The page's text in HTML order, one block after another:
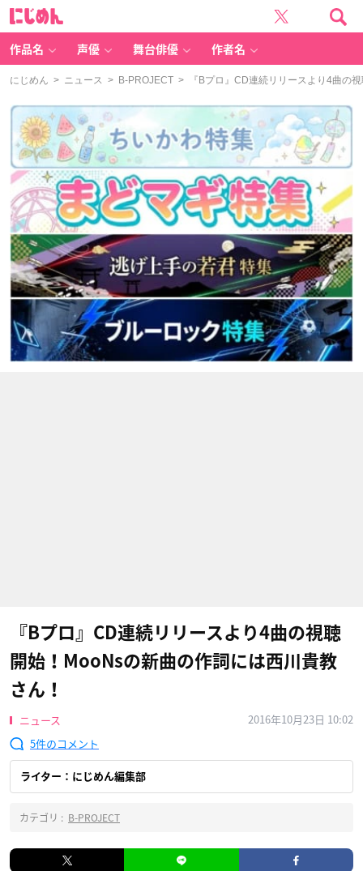
作品名 声優 舞台俳優 作者名
にじめん > ニュース > B-PROJECT > 『Bプロ』CD連続リリースより4曲の
『Bプロ』CD連続リリースより4曲の視聴
開始！MooNsの新曲の作詞には西川貴教
さん！
ニュース
2016年10月23日 10:02
5
ライター：にじめん編集部
カテゴリ : B-PROJECT